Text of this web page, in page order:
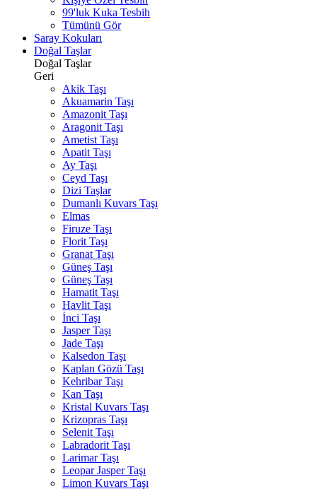
99'luk Kuka Tesbih
Tümünü Gör
Saray Kokuları
Doğal Taşlar
Doğal Taşlar
Geri
Akik Taşı
Akuamarin Taşı
Amazonit Taşı
Aragonit Taşı
Ametist Taşı
Apatit Taşı
Ay Taşı
Ceyd Taşı
Dizi Taşlar
Dumanlı Kuvars Taşı
Elmas
Firuze Taşı
Florit Taşı
Granat Taşı
Güneş Taşı
Güneş Taşı
Hamatit Taşı
Havlit Taşı
İnci Taşı
Jasper Taşı
Jade Taşı
Kalsedon Taşı
Kaplan Gözü Taşı
Kehribar Taşı
Kan Taşı
Kristal Kuvars Taşı
Krizopras Taşı
Selenit Taşı
Labradorit Taşı
Larimar Taşı
Leopar Jasper Taşı
Limon Kuvars Taşı